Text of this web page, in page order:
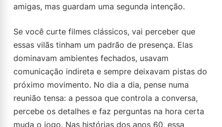
amigas, mas guardam uma segunda intenção.
Se você curte filmes clássicos, vai perceber que
essas vilãs tinham um padrão de presença. Elas
dominavam ambientes fechados, usavam
comunicação indireta e sempre deixavam pistas do
próximo movimento. No dia a dia, pense numa
reunião tensa: a pessoa que controla a conversa,
percebe os detalhes e faz perguntas na hora certa
muda o jogo. Nas histórias dos anos 60, essa